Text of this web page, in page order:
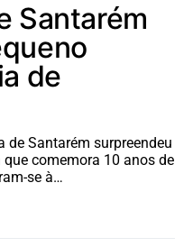
Santarém
de
de Santarém surpreendeu
comemora 10 anos de
se à…